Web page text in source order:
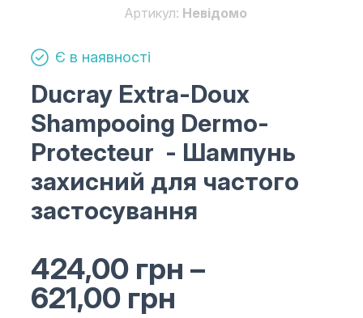
Артикул: Невідомо
Є в наявності
Ducray Extra-Doux
Shampooing Dermo-
Protecteur - Шампунь
захисний для частого
застосування
424,00 грн –
621,00 грн